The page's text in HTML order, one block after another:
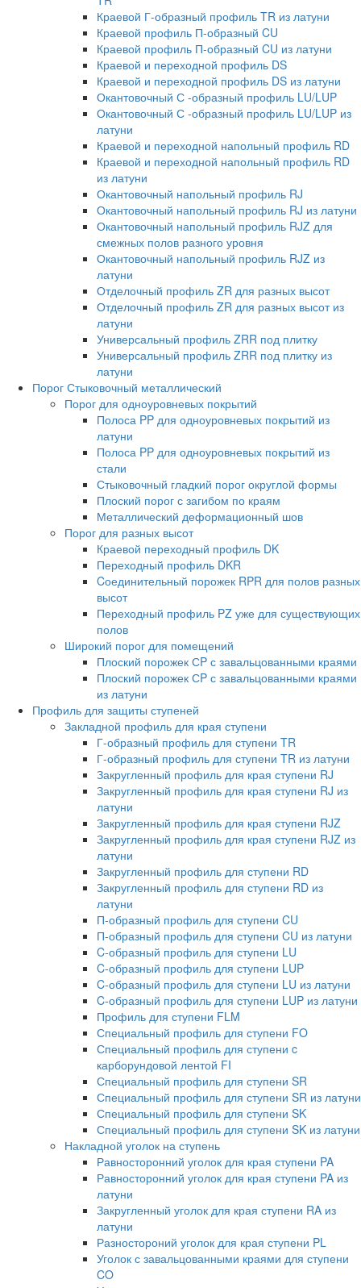
Краевой Г-образный профиль TR из латуни
Краевой профиль П-образный CU
Краевой профиль П-образный CU из латуни
Краевой и переходной профиль DS
Краевой и переходной профиль DS из латуни
Окантовочный С -образный профиль LU/LUP
Окантовочный С -образный профиль LU/LUP из
латуни
Краевой и переходной напольный профиль RD
Краевой и переходной напольный профиль RD
из латуни
Окантовочный напольный профиль RJ
Окантовочный напольный профиль RJ из латуни
Окантовочный напольный профиль RJZ для
смежных полов разного уровня
Окантовочный напольный профиль RJZ из
латуни
Отделочный профиль ZR для разных высот
Отделочный профиль ZR для разных высот из
латуни
Универсальный профиль ZRR под плитку
Универсальный профиль ZRR под плитку из
латуни
Порог Стыковочный металлический
Порог для одноуровневых покрытий
Полоса PP для одноуровневых покрытий из
латуни
Полоса PP для одноуровневых покрытий из
стали
Стыковочный гладкий порог округлой формы
Плоский порог с загибом по краям
Металлический деформационный шов
Порог для разных высот
Краевой переходный профиль DK
Переходный профиль DKR
Cоединительный порожек RPR для полов разных
высот
Переходный профиль PZ уже для существующих
полов
Широкий порог для помещений
Плоский порожек СP с завальцованными краями
Плоский порожек СP с завальцованными краями
из латуни
Профиль для защиты ступеней
Закладной профиль для края ступени
Г-образный профиль для ступени TR
Г-образный профиль для ступени TR из латуни
Закругленный профиль для края ступени RJ
Закругленный профиль для края ступени RJ из
латуни
Закругленный профиль для края ступени RJZ
Закругленный профиль для края ступени RJZ из
латуни
Закругленный профиль для ступени RD
Закругленный профиль для ступени RD из
латуни
П-образный профиль для ступени CU
П-образный профиль для ступени CU из латуни
C-образный профиль для ступени LU
C-образный профиль для ступени LUP
C-образный профиль для ступени LU из латуни
C-образный профиль для ступени LUP из латуни
Профиль для ступени FLM
Специальный профиль для ступени FO
Специальный профиль для ступени c
карборундовой лентой FI
Специальный профиль для ступени SR
Специальный профиль для ступени SR из латуни
Специальный профиль для ступени SK
Специальный профиль для ступени SK из латуни
Накладной уголок на ступень
Равносторонний уголок для края ступени PA
Равносторонний уголок для края ступени PA из
латуни
Закругленный уголок для края ступени RA из
латуни
Разностороний уголок для края ступени PL
Уголок с завальцованными краями для ступени
CO